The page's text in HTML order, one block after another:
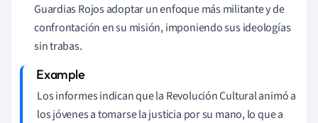
Guardias Rojos adoptar un enfoque más militante y de
confrontación en su misión, imponiendo sus ideologías
sin trabas.
Los informes indican que la Revolución Cultural animó a
los jóvenes a tomarse la justicia por su mano, lo que a